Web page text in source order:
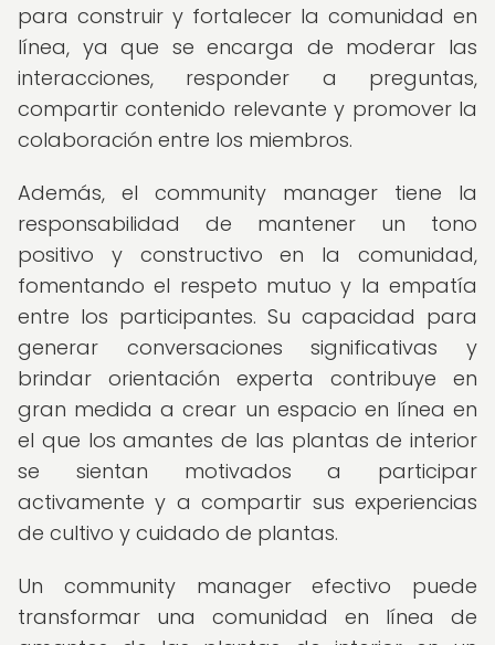
para construir y fortalecer la comunidad en
línea, ya que se encarga de moderar las
interacciones, responder a preguntas,
compartir contenido relevante y promover la
colaboración entre los miembros.
Además, el community manager tiene la
responsabilidad de mantener un tono
positivo y constructivo en la comunidad,
fomentando el respeto mutuo y la empatía
entre los participantes. Su capacidad para
generar conversaciones significativas y
brindar orientación experta contribuye en
gran medida a crear un espacio en línea en
el que los amantes de las plantas de interior
se sientan motivados a participar
activamente y a compartir sus experiencias
de cultivo y cuidado de plantas.
Un community manager efectivo puede
transformar una comunidad en línea de